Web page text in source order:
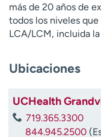
más de 20 años de
todos los niveles
LCA/LCM, incluida
Ubicaciones
UCHealth
719.365.3300
844.945.2500